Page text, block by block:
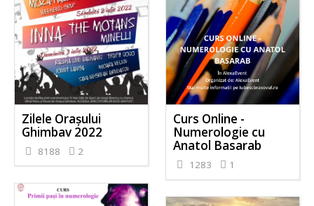
Zilele Orașului
Ghimbav 2022
8188 2
Curs Online -
Numerologie cu
Anatol Basarab
1283 1